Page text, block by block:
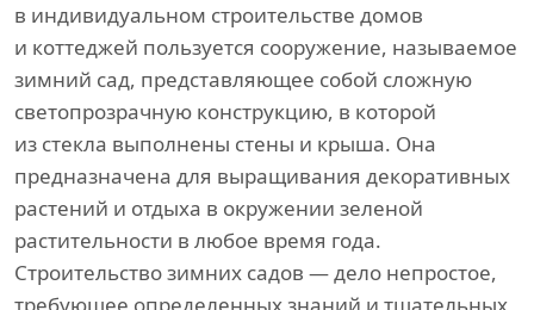
в индивидуальном строительстве домов
и коттеджей пользуется сооружение, называемое
зимний сад, представляющее собой сложную
светопрозрачную конструкцию, в которой
из стекла выполнены стены и крыша. Она
предназначена для выращивания декоративных
растений и отдыха в окружении зеленой
растительности в любое время года.
Строительство зимних садов — дело непростое,